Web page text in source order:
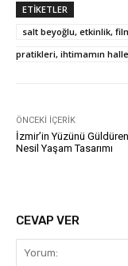
ETIKETLER
salt beyoğlu, etkinlik,
pratikleri, ihtimamın
ÖNCEKI İÇERIK
İzmir’in Yüzünü
Nesil Yaşam Tasarımı
CEVAP VER